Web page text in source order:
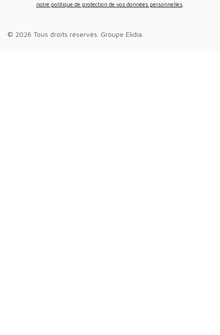
notre politique de protection de vos données personnelles
© 2026 Tous droits réservés. Groupe Elidia